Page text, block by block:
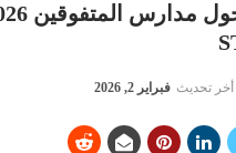
أخر تحديث فبراير 2, 2026